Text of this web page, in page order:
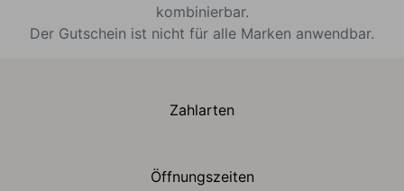
kombinierbar.
Der Gutschein ist nicht für alle Marken anwendbar.
Zahlarten
Öffnungszeiten